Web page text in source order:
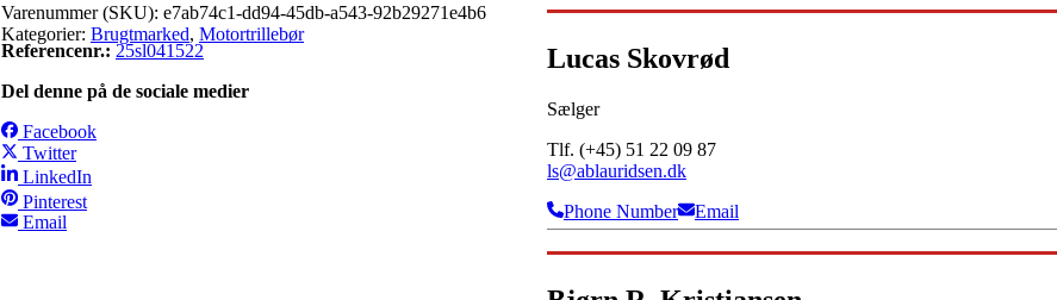
Varenummer (SKU): e7ab74c1-dd94-45db-a543-92b29271e4b6
Kategorier: Brugtmarked, Motortrillebør
Referencenr.: 25sl041522
Del denne på de sociale medier
Facebook
Twitter
LinkedIn
Pinterest
Email
Lucas Skovrød
Sælger
Tlf. (+45) 51 22 09 87
ls@ablauridsen.dk
Phone Number
Email